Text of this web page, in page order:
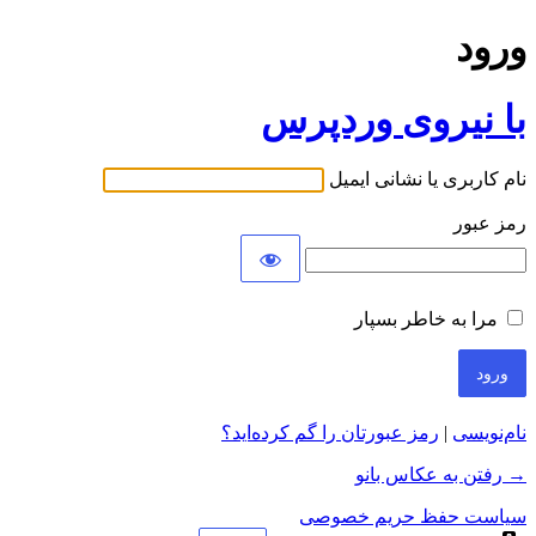
ورود
با نیروی وردپرس
نام کاربری یا نشانی ایمیل
رمز عبور
مرا به خاطر بسپار
نام‌نویسی | رمز عبورتان را گم کرده‌اید؟
→ رفتن به عکاس بانو
سیاست حفظ حریم خصوصی